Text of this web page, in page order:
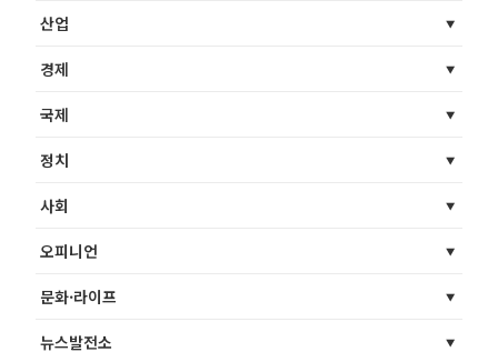
산업
경제
국제
정치
사회
오피니언
문화·라이프
뉴스발전소